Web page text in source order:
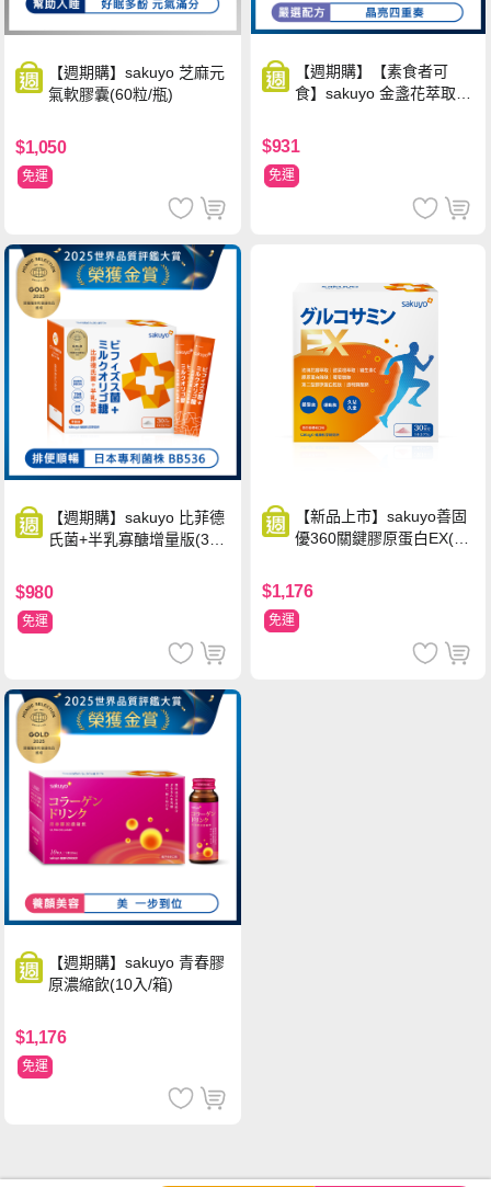
【週期購】sakuyo 芝麻元
氣軟膠囊(60粒/瓶)
$1,050
免運
【週期購】【素食者可
食】sakuyo 金盞花萃取
品)(30顆/瓶)
$931
免運
【週期購】sakuyo 比菲德
氏菌+半乳寡醣增量版(30
$980
免運
【新品上市】sakuyo善固
優360關鍵膠原蛋白EX(30
$1,176
免運
【週期購】sakuyo 青春膠
原濃縮飲(10入/箱)
$1,176
免運